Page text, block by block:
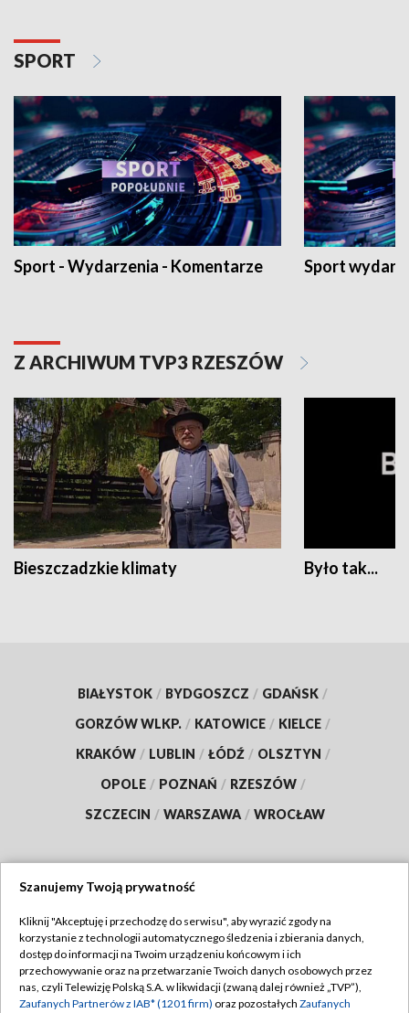
SPORT
Sport - Wydarzenia - Komentarze Sport
Z ARCHIWUM TVP3 RZESZÓW
Bieszczadzkie klimaty Było tak...
BIAŁYSTOK / BYDGOSZCZ / GDAŃSK /
GORZÓW WLKP. / KATOWICE / KIELCE /
KRAKÓW / LUBLIN / ŁÓDŹ / OLSZTYN /
OPOLE / POZNAŃ / RZESZÓW /
SZCZECIN / WARSZAWA / WROCŁAW
TVP
Abonament TVP
Emisja w TVP
Regulamin TVP
Polityka prywatności
Szanujemy Twoją prywatność
Kliknij "Akceptuję i przechodzę do serwisu", aby wyrazić zgody na
korzystanie z technologii automatycznego śledzenia i zbierania danych,
dostęp do informacji na Twoim urządzeniu końcowym i ich
przechowywanie oraz na przetwarzanie Twoich danych osobowych przez
nas, czyli Telewizję Polską S.A. w likwidacji (zwaną dalej również „TVP”),
Zaufanych Partnerów z IAB* (1201 firm) oraz pozostałych Zaufanych